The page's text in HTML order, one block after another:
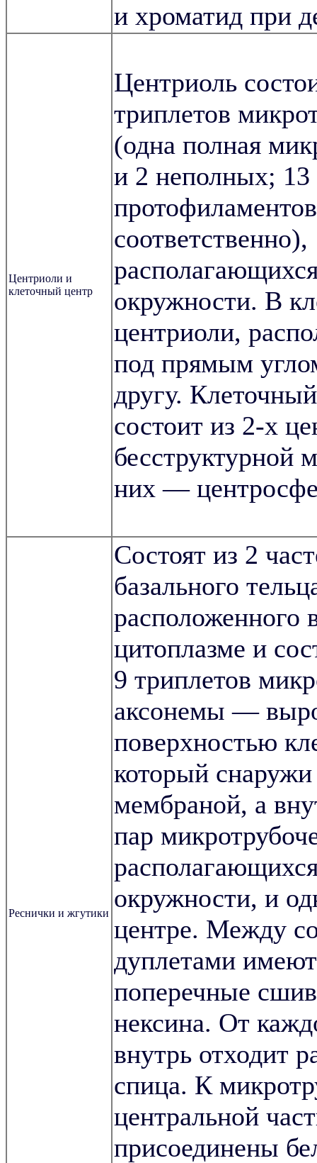
и хроматид при
Центриоли и
клеточный центр
Центриоль
триплетов
(одна полная
и 2 неполных; 13
протофиламентов
соответственно),
окружности. В
центриоли,
под прямым
другу.
состоит из 2-х
бесструктурной
них —
Реснички и жгутики
Состоят из 2
базального
расположенного
цитоплазме и
9 триплетов
аксонемы —
поверхностью
который
мембраной, а
пар
окружности, и
центре. Между
дуплетами
поперечные
нексина. От
внутрь отходит
спица. К
центральной
присоединены